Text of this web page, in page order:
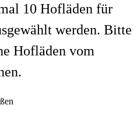
10 Hofläden für
werden. Bitte
Hofläden vom